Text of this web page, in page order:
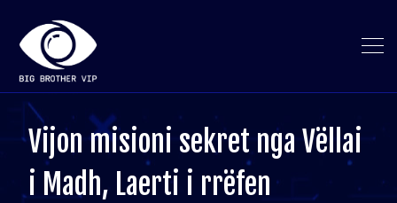
Vijon misioni sekret nga Vëllai
i Madh, Laerti i rrëfen